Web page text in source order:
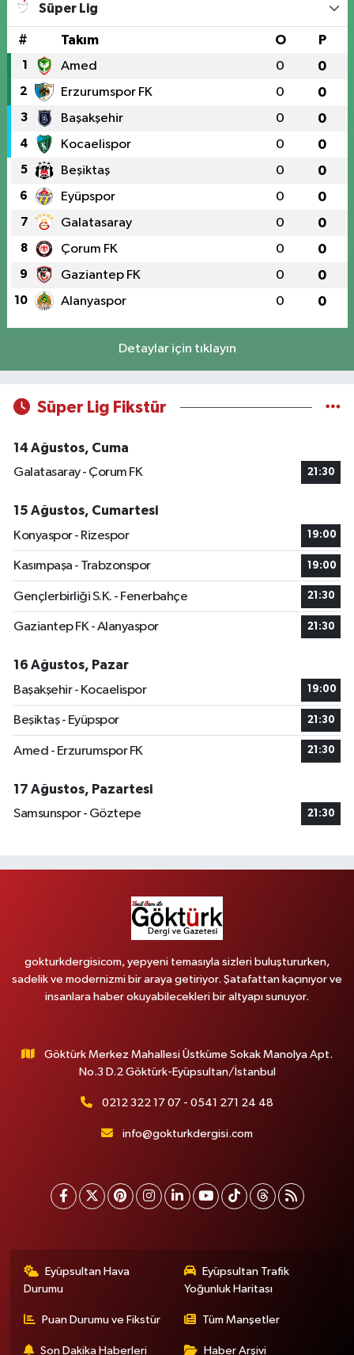
Süper Lig
# Takım O P
1 Amed 0 0
2 Erzurumspor FK 0 0
3 Başakşehir 0 0
4 Kocaelispor 0 0
5 Beşiktaş 0 0
6 Eyüpspor 0 0
7 Galatasaray 0 0
8 Çorum FK 0 0
9 Gaziantep FK 0 0
10 Alanyaspor 0 0
Detaylar için tıklayın
Süper Lig Fikstür
14 Ağustos, Cuma
Galatasaray - Çorum FK
21:30
15 Ağustos, Cumartesi
Konyaspor - Rizespor
19:00
Kasımpaşa - Trabzonspor 19:00
Gençlerbirliği S.K. - Fenerbahçe 21:30
Gaziantep FK - Alanyaspor 21:30
16 Ağustos, Pazar
Başakşehir - Kocaelispor
19:00
Beşiktaş - Eyüpspor 21:30
Amed - Erzurumspor FK 21:30
17 Ağustos, Pazartesi
Samsunspor - Göztepe
21:30
gokturkdergisicom, yepyeni temasıyla sizleri buluştururken,
sadelik ve modernizmi bir araya getiriyor. Şatafattan kaçınıyor ve
insanlara haber okuyabilecekleri bir altyapı sunuyor.
Göktürk Merkez Mahallesi Üstküme Sokak Manolya Apt.
No.3 D.2 Göktürk-Eyüpsultan/İstanbul
0212 322 17 07 - 0541 271 24 48
info@gokturkdergisi.com
Eyüpsultan Hava
Durumu
Eyüpsultan Trafik
Yoğunluk Haritası
Puan Durumu ve Fikstür Tüm Manşetler
Son Dakika Haberleri Haber Arşivi